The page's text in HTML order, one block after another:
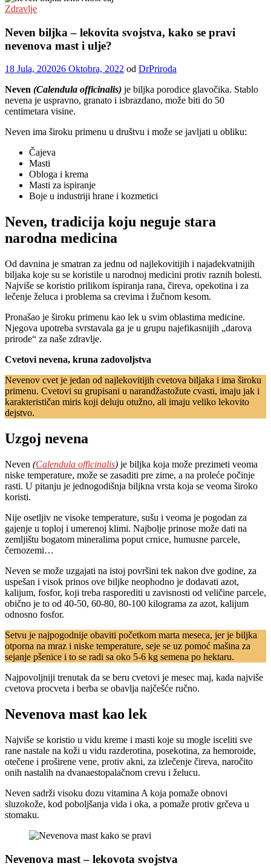
Zdravlje
Neven biljka – lekovita svojstva, kako se pravi
nevenova mast i ulje?
18 Jula, 202026 Oktobra, 2022 od DrPriroda
Neven (Calendula officinalis) je biljka porodice glavočika. Stablo
nevena je uspravno, granato i isbrazdano, može biti do 50
centimetara visine.
Neven ima široku primenu u društvu i može se javljati u obliku:
Čajeva
Masti
Obloga i krema
Masti za ispiranje
Boje u industriji hrane i kozmetici
Neven, tradicija koju neguje stara
narodna medicina
Od davnina je smatran za jednu od najlekovitijih i najadekvatnijih
biljaka koje su se koristile u narodnoj medicini protiv raznih bolesti.
Najviše se koristio prilikom ispiranja rana, čireva, opekotina i za
lečenje želuca i problema sa crevima i žučnom kesom.
Pronašao je široku primenu kao lek u svim oblastima medicine.
Njegova upotreba svrstavala ga je u grupu najefikasnijih „darova
prirode“ za naše zdravlje.
Cvetovi nevena, kruna zadovoljstva
Nevenov cvet je jedan od najlekovitijih cvetova biljaka i ima široku
primenu. Cvetovi su grupisani u narandžastožute cvasti, imaju jak i
karakterističan miris koji deluju otužno, ali imaju veliko lekovito
dejstvo.
Uzgoj nevena
Neven (Calendula officinalis) je biljka koja može prezimeti veoma
niske temperature, može se zasaditi pre zime, a na proleće počinje
rasti. U pitanju je jednogodišnja biljkna vrsta koja se veoma široko
koristi.
Nije osetljiv ne visoke temperature, sušu i veoma je pogodan za
gajenje u toploj i umerenoj klimi. Najbolje prinose može dati na
zemljištu bogatom mineralima poput crnice, humusne parcele,
černozemi…
Neven se može uzgajati na istoj površini tek nakon dve godine, za
uspešan i visok prinos ove biljke neophodno je dodavati azot,
kalijum, fosfor, koji treba rasporediti u zavisnosti od veličine parcele,
obično je to od 40-50, 60-80, 80-100 kilograma za azot, kalijum
odnosno fosfor.
Setvu je najpogodnije obaviti početkom marta meseca, jer je biljka
otporna na mraz i niske temperature, seje se uz pomoć mašina za
sejanje pšenice i to se radi sa oko 5-6 kg semena po hektaru.
Najpovoljniji trenutak da se beru cvetovi je mesec maj, kada najviše
cvetova procveta i berba se obavlja najčešće ručno.
Nevenova mast kao lek
Najviše se koristio u vidu kreme i masti koje su mogle isceliti sve
rane nastale na koži u vidu razderotina, posekotina, za hemoroide,
otečene i proširene vene, protiv akni, za izlečenje čireva, naročito
onih nastalih na dvanaestopalačnom crevu i želucu.
Neven sadrži visoku dozu vitamina A koja pomaže obnovi
sluzokože, kod poboljšanja vida i oka, a pomaže protiv grčeva u
stomaku.
Nevenova mast – lekovota svojstva